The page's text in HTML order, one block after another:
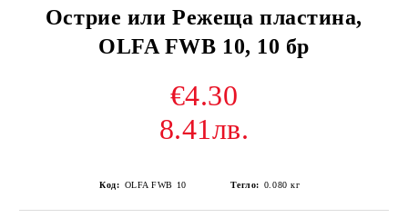
Острие или Режеща пластина,
OLFA FWB 10, 10 бр
€4.30
8.41лв.
Код: OLFA FWB 10 Тегло: 0.080 кг